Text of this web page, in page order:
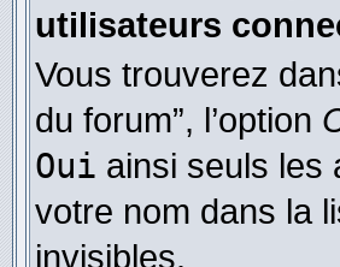
utilisateurs
Vous trouverez
du forum”, l’option
Oui ainsi seuls les
votre nom dans la
invisibles.